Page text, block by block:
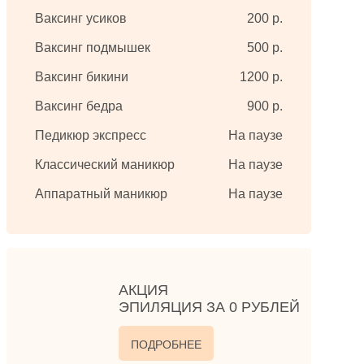
Ваксинг усиков 200 р.
Ваксинг подмышек 500 р.
Ваксинг бикини 1200 р.
Ваксинг бедра 900 р.
Педикюр экспресс На паузе
Классический маникюр На паузе
Аппаратный маникюр На паузе
АКЦИЯ
ЭПИЛЯЦИЯ ЗА 0 РУБЛЕЙ
ПОДРОБНЕЕ